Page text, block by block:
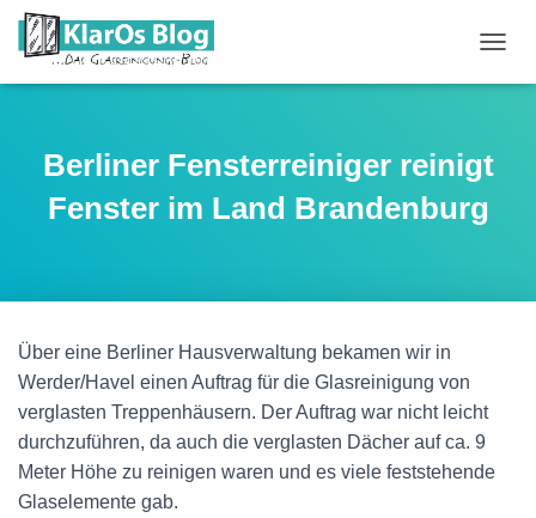
A
A
E
Berliner Fensterreiniger reinigt
Fenster im Land Brandenburg
Über eine Berliner Hausverwaltung bekamen wir in
Werder/Havel einen Auftrag für die Glasreinigung von
verglasten Treppenhäusern. Der Auftrag war nicht leicht
durchzuführen, da auch die verglasten Dächer auf ca. 9
Meter Höhe zu reinigen waren und es viele feststehende
Glaselemente gab.